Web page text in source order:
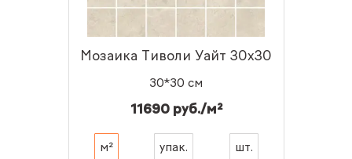
Мозаика Тиволи Уайт 30x30
30*30 см
11690 руб./м²
м² упак. шт.